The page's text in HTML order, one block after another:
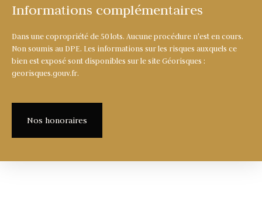
Informations complémentaires
Dans une copropriété de 50 lots. Aucune procédure n'est en cours.
Non soumis au DPE. Les informations sur les risques auxquels ce
bien est exposé sont disponibles sur le site Géorisques :
georisques.gouv.fr.
Nos honoraires